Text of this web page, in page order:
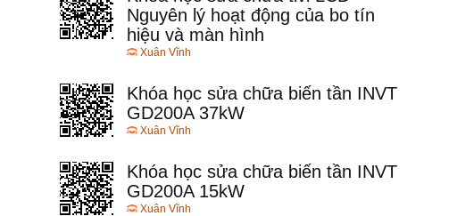
Nguyên lý hoạt động của bo tín
hiệu và màn hình
Xuân Vĩnh
Khóa học sửa chữa biến tần INVT
GD200A 37kW
Xuân Vĩnh
Khóa học sửa chữa biến tần INVT
GD200A 15kW
Xuân Vĩnh